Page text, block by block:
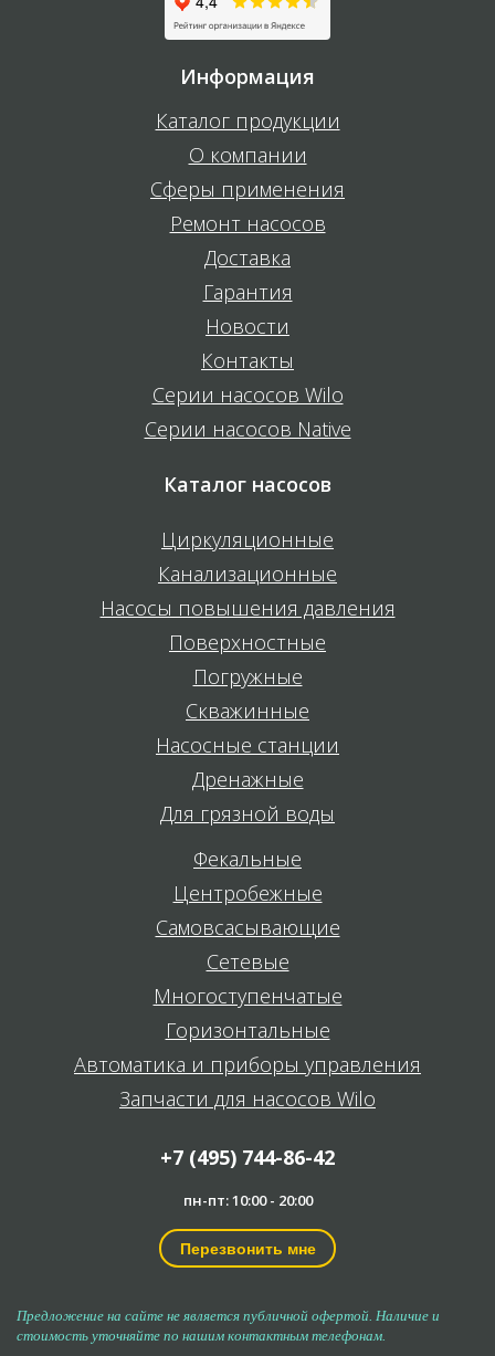
Информация
Каталог продукции
О компании
Сферы применения
Ремонт насосов
Доставка
Гарантия
Новости
Контакты
Серии насосов Wilo
Серии насосов Native
Каталог насосов
Циркуляционные
Канализационные
Насосы повышения давления
Поверхностные
Погружные
Скважинные
Насосные станции
Дренажные
Для грязной воды
Фекальные
Центробежные
Самовсасывающие
Сетевые
Многоступенчатые
Горизонтальные
Автоматика и приборы управления
Запчасти для насосов Wilo
+7 (495) 744-86-42
пн-пт: 10:00 - 20:00
Перезвонить мне
Предложение на сайте не является публичной офертой. Наличие и
стоимость уточняйте по нашим контактным телефонам.